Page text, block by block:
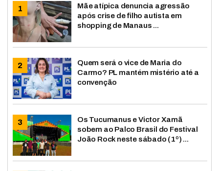
Mãe atípica denuncia agressão
após crise de filho autista em
shopping de Manaus ...
Quem será o vice de Maria do
Carmo? PL mantém mistério até a
convenção
Os Tucumanus e Victor Xamã
sobem ao Palco Brasil do Festival
João Rock neste sábado (1º) ...